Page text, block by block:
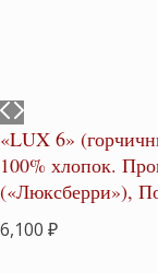
«LUX 6»
100% хлопок.
(«Люксберри»),
6,100 ₽